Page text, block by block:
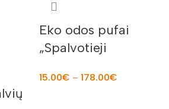
Eko odos pufai
„Spalvotieji
855332
15.00€ – 178.00€